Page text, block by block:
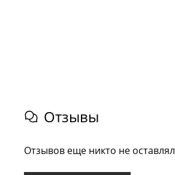
Отзывы
Отзывов еще никто не оставлял